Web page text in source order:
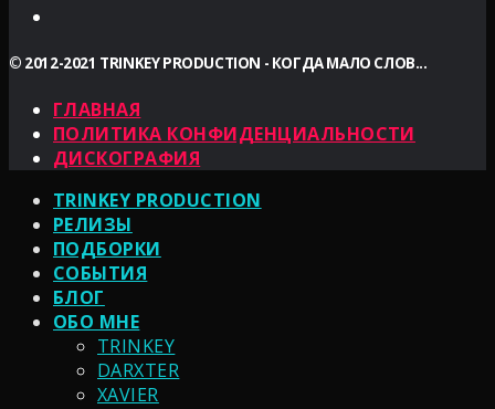
© 2012-2021 TRINKEY PRODUCTION - КОГДА МАЛО СЛОВ...
ГЛАВНАЯ
ПОЛИТИКА КОНФИДЕНЦИАЛЬНОСТИ
ДИСКОГРАФИЯ
TRINKEY PRODUCTION
РЕЛИЗЫ
ПОДБОРКИ
СОБЫТИЯ
БЛОГ
ОБО МНЕ
TRINKEY
DARXTER
XAVIER